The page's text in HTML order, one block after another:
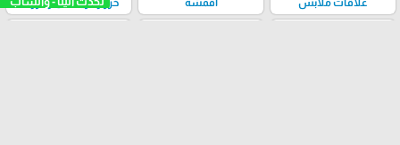
علاقات ملابس أقمشة خرز وكريستال وحروف